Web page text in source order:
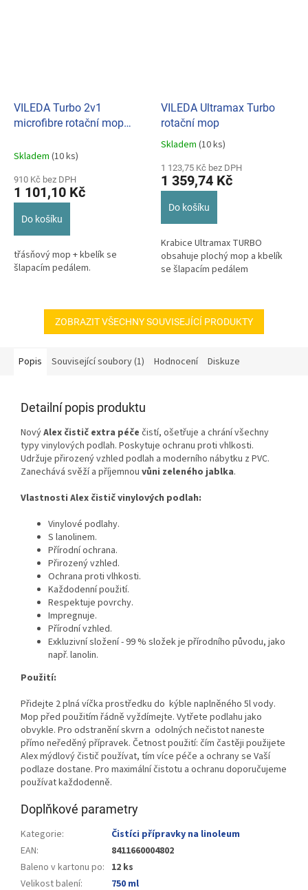
VILEDA Turbo 2v1
microfibre rotační mop
Skladem (10 ks)
910 Kč bez DPH
1 101,10 Kč
Do košíku
třásňový mop + kbelík se
šlapacím pedálem.
VILEDA Ultramax Turbo
rotační mop
Průměrné
produktu
je
5
hvězdiček.
Skladem (10 ks)
1 123,75 Kč bez DPH
1 359,74 Kč
Do košíku
Krabice Ultramax TURBO
obsahuje plochý mop a kbelík
se šlapacím pedálem
ZOBRAZIT VŠECHNY SOUVISEJÍCÍ PRODUKTY
Popis Související soubory (1) Hodnocení Diskuze
Detailní popis produktu
NovýAlex čistič extra péče čistí, ošetřuje a chrání všechny
typy vinylových podlah. Poskytuje ochranu proti vhlkosti.
Udržuje přirozený vzhled podlah a moderního nábytku z PVC.
Zanechává svěží a příjemnou vůni zeleného jablka.
Vlastnosti Alex čistič vinylových podlah:
Vinylové podlahy.
S lanolinem.
Přírodní ochrana.
Přirozený vzhled.
Ochrana proti vlhkosti.
Každodenní použití.
Respektuje povrchy.
Impregnuje.
Přírodní vzhled.
Exkluzivní složení - 99 % složek je přírodního původu, jako
např. lanolin.
Použití:
Přidejte 2 plná víčka prostředku do kýble naplněného 5l vody.
Mop před použitím řádně vyždímejte. Vytřete podlahu jako
obvykle. Pro odstranění skvrn a odolných nečistot naneste
přímo neředěný přípravek. Četnost použití: čím častěji použijete
Alex mýdlový čistič používat, tím více péče a ochrany se Vaší
podlaze dostane. Pro maximální čistotu a ochranu doporučujeme
používat každodenně.
Doplňkové parametry
Kategorie:
Čistíci přípravky na linoleum
EAN:
8411660004802
Baleno v kartonu po: 12 ks
Velikost balení: 750 ml